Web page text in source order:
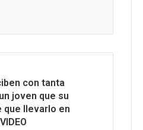
con tanta
joven que su
que llevarlo en